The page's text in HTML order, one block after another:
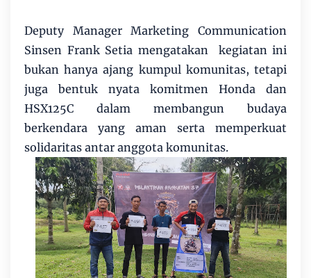
Deputy Manager Marketing Communication
Sinsen Frank Setia mengatakan kegiatan ini
bukan hanya ajang kumpul komunitas, tetapi
juga bentuk nyata komitmen Honda dan
HSX125C dalam membangun budaya
berkendara yang aman serta memperkuat
solidaritas antar anggota komunitas.